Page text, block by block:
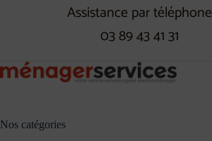
Assistance par téléphone
03 89 43 41 31
Nos catégories